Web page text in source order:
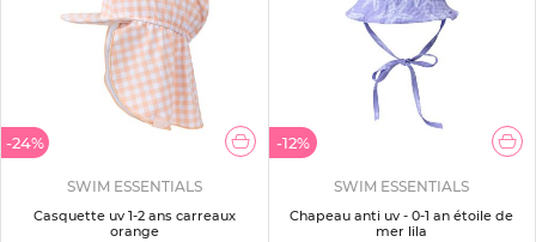
-24%
SWIM ESSENTIALS
Casquette uv 1-2 ans carreaux
orange
-12%
SWIM ESSENTIALS
Chapeau anti uv - 0-1 an étoile de
mer lila